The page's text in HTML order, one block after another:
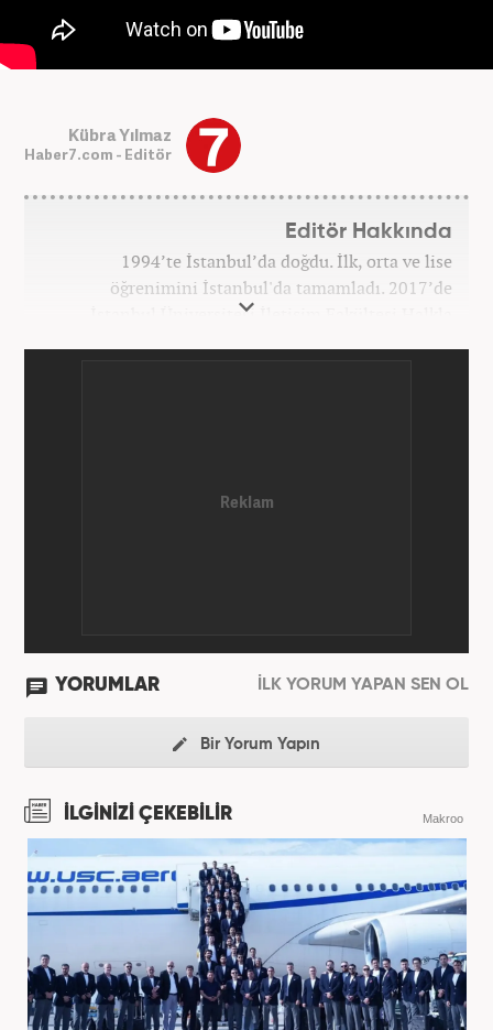
Kübra Yılmaz
Haber7.com - Editör
Editör Hakkında
1994’te İstanbul’da doğdu. İlk, orta ve lise
öğrenimini İstanbul'da tamamladı. 2017’de
İstanbul Üniversitesi İletişim Fakültesi Halkla
YORUMLAR İLK YORUM YAPAN SEN OL
Bir Yorum Yapın
İLGİNİZİ ÇEKEBİLİR Makroo